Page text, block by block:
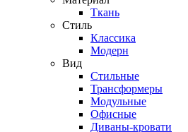
Ткань
Стиль
Классика
Модерн
Вид
Стильные
Трансформеры
Модульные
Офисные
Диваны-кровати